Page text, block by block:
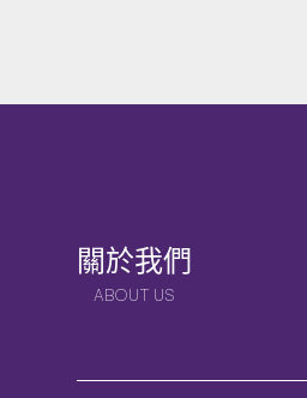
關於我們
ABOUT US